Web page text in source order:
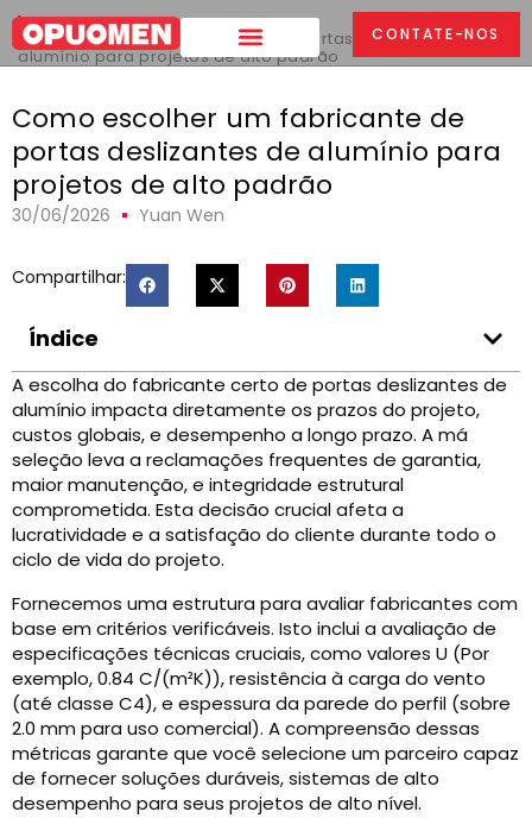
CONTATE-NOS
Lar >
Como escolher um fabricante de portas deslizantes de
alumínio para projetos de alto padrão
Como escolher um fabricante de
portas deslizantes de alumínio para
projetos de alto padrão
30/06/2026 Yuan Wen
Compartilhar:
Índice
A escolha do fabricante certo de portas deslizantes de
alumínio impacta diretamente os prazos do projeto,
custos globais, e desempenho a longo prazo. A má
seleção leva a reclamações frequentes de garantia,
maior manutenção, e integridade estrutural
comprometida. Esta decisão crucial afeta a
lucratividade e a satisfação do cliente durante todo o
ciclo de vida do projeto.
Fornecemos uma estrutura para avaliar fabricantes com
base em critérios verificáveis. Isto inclui a avaliação de
especificações técnicas cruciais, como valores U (Por
exemplo, 0.84 C/(m²K)), resistência à carga do vento
(até classe C4), e espessura da parede do perfil (sobre
2.0 mm para uso comercial). A compreensão dessas
métricas garante que você selecione um parceiro capaz
de fornecer soluções duráveis, sistemas de alto
desempenho para seus projetos de alto nível.